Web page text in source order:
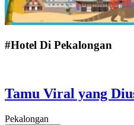
#Hotel Di Pekalongan
Tamu Viral yang
Pekalongan